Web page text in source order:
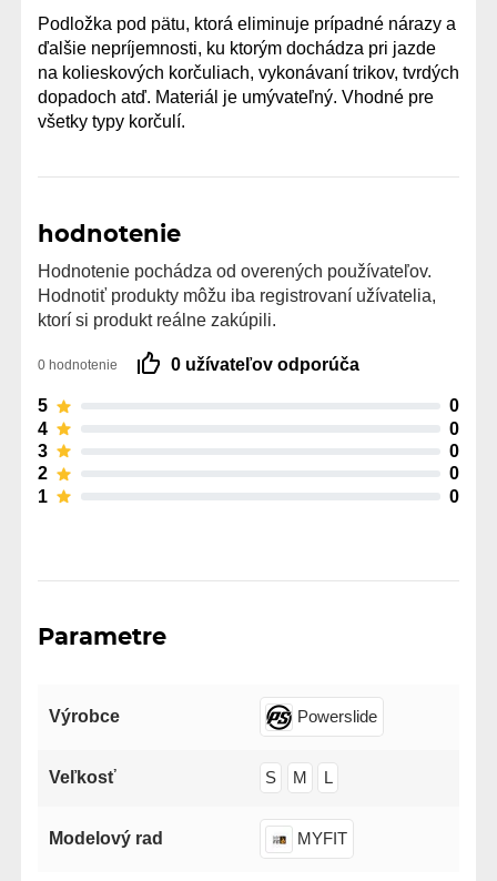
Podložka pod pätu, ktorá eliminuje prípadné nárazy a
ďalšie nepríjemnosti, ku ktorým dochádza pri jazde
na kolieskových korčuliach, vykonávaní trikov, tvrdých
dopadoch atď. Materiál je umývateľný. Vhodné pre
všetky typy korčulí.
hodnotenie
Hodnotenie pochádza od overených používateľov.
Hodnotiť produkty môžu iba registrovaní užívatelia,
ktorí si produkt reálne zakúpili.
0 hodnotenie 0 užívateľov odporúča
5
0
4
0
3
0
2
0
1
0
Parametre
Výrobce Powerslide
Veľkosť S M L
Modelový rad MYFIT